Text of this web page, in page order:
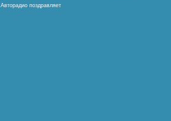
Авторадио поздравляет